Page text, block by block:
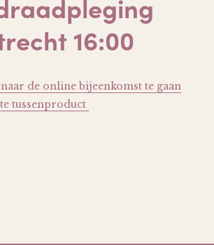
16:00
de online bijeenkomst te gaan
tussenproduct